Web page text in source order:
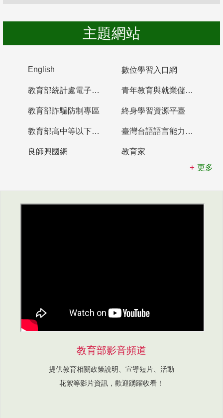
主題網站
English 數位學習入口網
教育部統計處電子書櫃 青年教育與就業儲蓄帳戶
教育部詐騙防制專區 終身學習資源平臺
教育部高中等以下學校及幼兒園教師資格檢定考試 臺灣台語語言能力認證網站
良師興國網
教育家
更多
教育部影音頻道
提供教育相關政策說明、宣導短片、活動
花絮等影片資訊，歡迎踴躍收看！